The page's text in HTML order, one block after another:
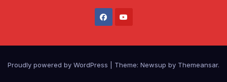
Proudly powered by WordPress Theme: Newsup by Themeansar.